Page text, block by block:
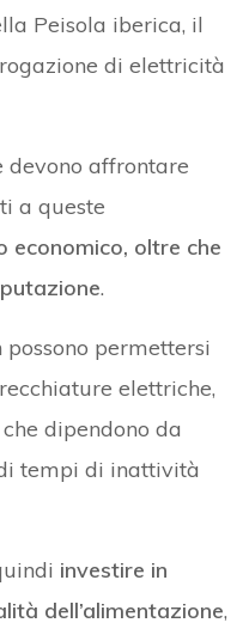
Peisola iberica, il
di elettricità
devono affrontare
a queste
economico, oltre che
.
permettersi
elettriche,
dipendono da
tempi di inattività
investire in
dell’alimentazione,